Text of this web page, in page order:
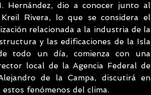
Hernández, dio a conocer junto al
Rivera, lo que se considera el
relacionada a la industria de la
y las edificaciones de la Isla
todo un día, comienza con una
local de la Agencia Federal de
de la Campa, discutirá en
fenómenos del clima.